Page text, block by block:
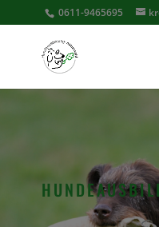
0611-9465695